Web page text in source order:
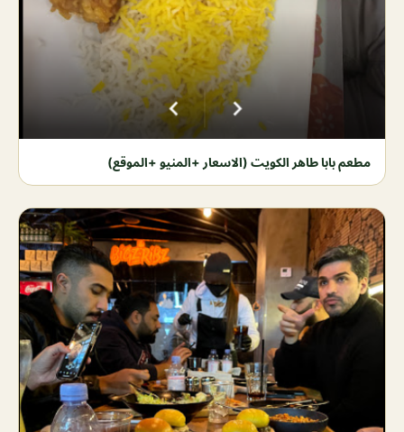
مطعم بابا طاهر الكويت (الاسعار +المنيو +الموقع)